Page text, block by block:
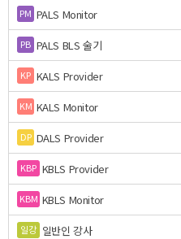
PM PALS Monitor
PB PALS BLS 술기
KP KALS Provider
KM KALS Monitor
DP DALS Provider
KBP KBLS Provider
KBM KBLS Monitor
일강 일반인 강사